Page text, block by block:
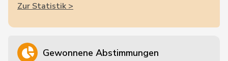
Zur Statistik >
Gewonnene Abstimmungen